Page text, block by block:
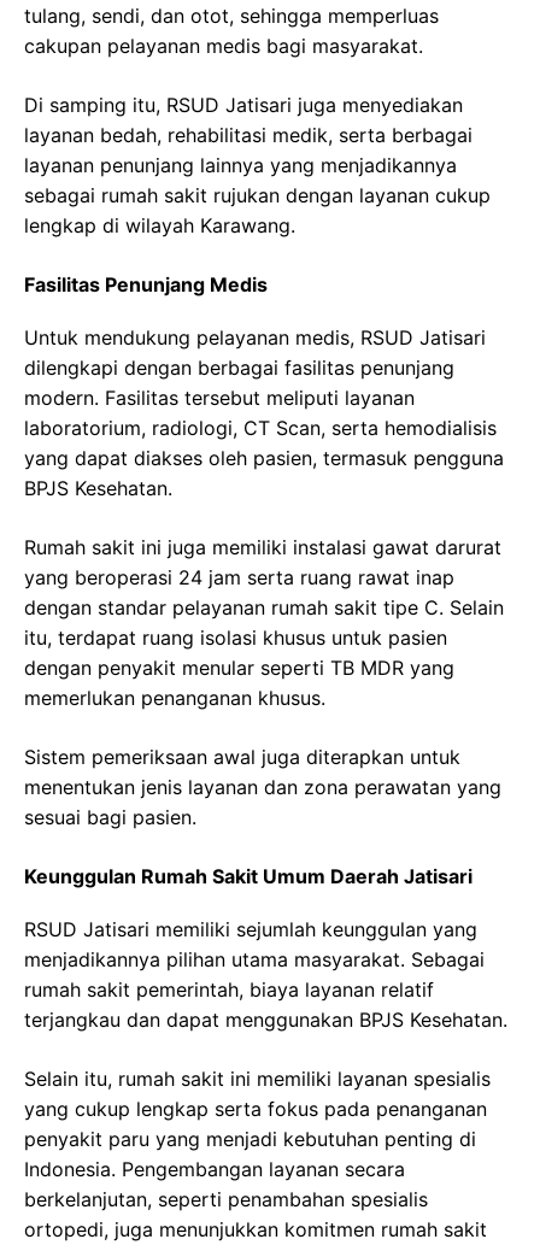
tulang, sendi, dan otot, sehingga memperluas
cakupan pelayanan medis bagi masyarakat.
Di samping itu, RSUD Jatisari juga menyediakan
layanan bedah, rehabilitasi medik, serta berbagai
layanan penunjang lainnya yang menjadikannya
sebagai rumah sakit rujukan dengan layanan cukup
lengkap di wilayah Karawang.
Fasilitas Penunjang Medis
Untuk mendukung pelayanan medis, RSUD Jatisari
dilengkapi dengan berbagai fasilitas penunjang
modern. Fasilitas tersebut meliputi layanan
laboratorium, radiologi, CT Scan, serta hemodialisis
yang dapat diakses oleh pasien, termasuk pengguna
BPJS Kesehatan.
Rumah sakit ini juga memiliki instalasi gawat darurat
yang beroperasi 24 jam serta ruang rawat inap
dengan standar pelayanan rumah sakit tipe C. Selain
itu, terdapat ruang isolasi khusus untuk pasien
dengan penyakit menular seperti TB MDR yang
memerlukan penanganan khusus.
Sistem pemeriksaan awal juga diterapkan untuk
menentukan jenis layanan dan zona perawatan yang
sesuai bagi pasien.
Keunggulan Rumah Sakit Umum Daerah Jatisari
RSUD Jatisari memiliki sejumlah keunggulan yang
menjadikannya pilihan utama masyarakat. Sebagai
rumah sakit pemerintah, biaya layanan relatif
terjangkau dan dapat menggunakan BPJS Kesehatan.
Selain itu, rumah sakit ini memiliki layanan spesialis
yang cukup lengkap serta fokus pada penanganan
penyakit paru yang menjadi kebutuhan penting di
Indonesia. Pengembangan layanan secara
berkelanjutan, seperti penambahan spesialis
ortopedi, juga menunjukkan komitmen rumah sakit